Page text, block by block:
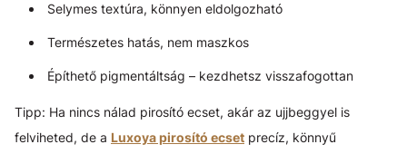
Selymes textúra, könnyen eldolgozható
Természetes hatás, nem maszkos
Építhető pigmentáltság – kezdhetsz visszafogottan
Tipp: Ha nincs nálad pirosító ecset, akár az ujjbeggyel is
felviheted, de a Luxoya pirosító ecset precíz, könnyű